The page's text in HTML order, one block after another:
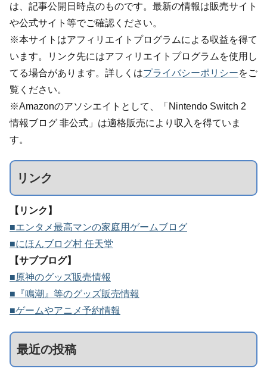
は、記事公開日時点のものです。最新の情報は販売サイト
や公式サイト等でご確認ください。
※本サイトはアフィリエイトプログラムによる収益を得て
います。リンク先にはアフィリエイトプログラムを使用し
てる場合があります。詳しくはプライバシーポリシーをご
覧ください。
※Amazonのアソシエイトとして、「Nintendo Switch 2
情報ブログ 非公式」は適格販売により収入を得ていま
す。
リンク
【リンク】
■エンタメ最高マンの家庭用ゲームブログ
■にほんブログ村 任天堂
【サブブログ】
■原神のグッズ販売情報
■『鳴潮』等のグッズ販売情報
■ゲームやアニメ予約情報
最近の投稿